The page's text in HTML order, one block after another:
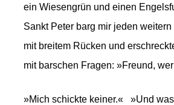
ein Wiesengrün und einen
Sankt Peter barg mir jeden weitern
mit breitem Rücken und
mit barschen Fragen: »Freund,
»Mich schickte keiner.« »Und